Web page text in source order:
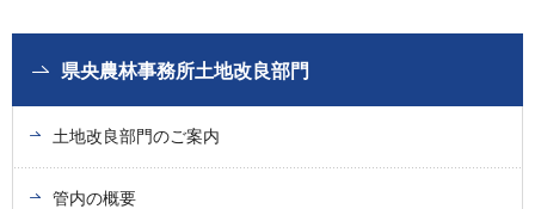
県央農林事務所土地改良部門
土地改良部門のご案内
管内の概要